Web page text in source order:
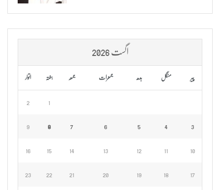
اگست 2026
پیر منگل بدھ جمعرات جمعہ ہفتہ اتوار
1
2
3
4
5
6
7
8
9
10
11
12
13
14
15
16
17
18
19
20
21
22
23